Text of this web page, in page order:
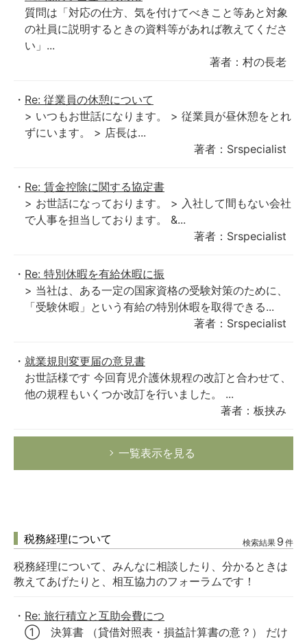
質問は「対応の仕方、気を付けてべきこと等あと対象
の社員に説明するときの資料等があれば教えてくださ
い」...
著者：村の長老
Re: 従業員の休憩について
> いつもお世話になります。 > 従業員が昼休憩をとれ
ずにいます。 > 店長は...
著者：Srspecialist
Re: 賃金控除に関する協定書
> お世話になっております。 > 入社して間もない会社
で人事を担当しております。 &...
著者：Srspecialist
Re: 特別休暇を有給休暇に振
> 当社は、ある一定の国家資格の受験対策のために、
「受験休暇」という有給の特別休暇を取得できる...
著者：Srspecialist
就業規則変更届の意見書
お世話様です 今回育児介護休規程の改訂と合わせて、
他の規程もいくつか改訂を行いました。 ...
著者：板挟み
一覧表示を見る
税務経理について 検索結果 9 件
税務経理について、みんなに相談したり、分かるときは
教えてあげたりと、相互協力のフォーラムです！
Re: 旅行積立と互助会費につ
① 決算書 （貸借対照表・損益計算書の意？） だけ